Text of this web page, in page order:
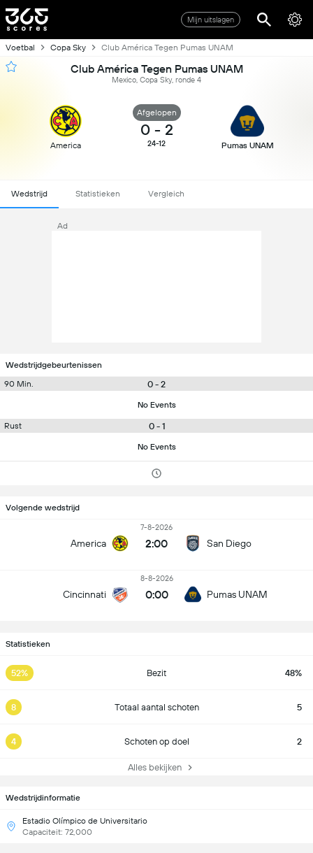
Mijn uitslagen
Voetbal Copa Sky Club América Tegen Pumas UNAM
Club América Tegen Pumas UNAM
Mexico, Copa Sky, ronde 4
America
Afgelopen
0 - 2
24-12 Pumas UNAM
Wedstrijd Statistieken Vergleich
Ad
Wedstrijdgebeurtenissen
90 Min.
0 - 2
No Events
Rust 0 - 1
No Events
Volgende wedstrijd
America
7-8-2026
2:00 San Diego
Cincinnati
8-8-2026
0:00 Pumas UNAM
Statistieken
52% Bezit 48%
8 Totaal aantal schoten 5
4 Schoten op doel 2
Alles bekijken
Wedstrijdinformatie
Estadio Olímpico de Universitario
Capaciteit: 72,000